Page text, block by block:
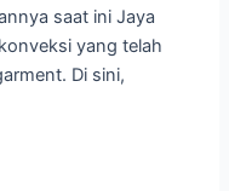
saat ini Jaya
yang telah
Di sini,